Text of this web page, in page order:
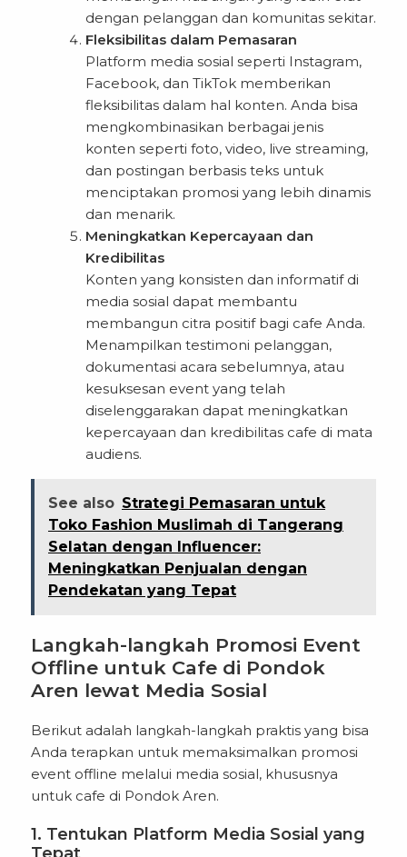
dengan pelanggan dan komunitas sekitar.
Fleksibilitas dalam Pemasaran
Platform media sosial seperti Instagram,
Facebook, dan TikTok memberikan
fleksibilitas dalam hal konten. Anda bisa
mengkombinasikan berbagai jenis
konten seperti foto, video, live streaming,
dan postingan berbasis teks untuk
menciptakan promosi yang lebih dinamis
dan menarik.
Meningkatkan Kepercayaan dan
Kredibilitas
Konten yang konsisten dan informatif di
media sosial dapat membantu
membangun citra positif bagi cafe Anda.
Menampilkan testimoni pelanggan,
dokumentasi acara sebelumnya, atau
kesuksesan event yang telah
diselenggarakan dapat meningkatkan
kepercayaan dan kredibilitas cafe di mata
audiens.
See also Strategi Pemasaran untuk
Toko Fashion Muslimah di Tangerang
Selatan dengan Influencer:
Meningkatkan Penjualan dengan
Pendekatan yang Tepat
Langkah-langkah Promosi Event
Offline untuk Cafe di Pondok
Aren lewat Media Sosial
Berikut adalah langkah-langkah praktis yang bisa
Anda terapkan untuk memaksimalkan promosi
event offline melalui media sosial, khususnya
untuk cafe di Pondok Aren.
1. Tentukan Platform Media Sosial yang